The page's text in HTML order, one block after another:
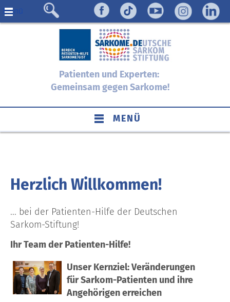
Menü
Patienten und Experten:
Gemeinsam gegen Sarkome!
MENÜ
Herzlich Willkommen!
... bei der Patienten-Hilfe der Deutschen
Sarkom-Stiftung!
Ihr Team der Patienten-Hilfe!
Unser Kernziel: Veränderungen
für Sarkom-Patienten und ihre
Angehörigen erreichen